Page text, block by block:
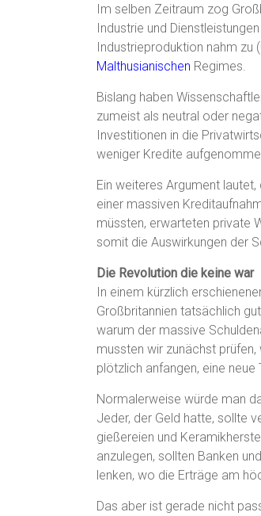
Im selben Zeitraum zog
Industrie und
Industrieproduktion nahm zu (
Malthusianischen Regimes.
Bislang haben
zumeist als neutral oder
Investitionen in die
weniger Kredite
Ein weiteres Argument
einer massiven
müssten, erwarteten private
somit die Auswirkungen der
Die Revolution die keine war
In einem kürzlich
Großbritannien tatsächlich
warum der massive
mussten wir zunächst
plötzlich anfangen, eine neue
Normalerweise würde man
Jeder, der Geld hatte, sollte
gießereien und
anzulegen, sollten Banken
lenken, wo die Erträge am
Das aber ist gerade nicht